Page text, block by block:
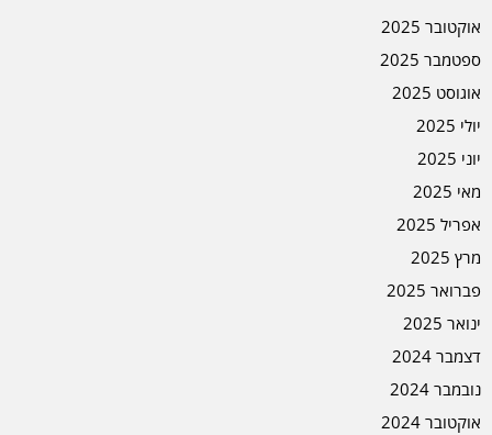
אוקטובר 2025
ספטמבר 2025
אוגוסט 2025
יולי 2025
יוני 2025
מאי 2025
אפריל 2025
מרץ 2025
פברואר 2025
ינואר 2025
דצמבר 2024
נובמבר 2024
אוקטובר 2024